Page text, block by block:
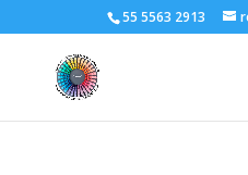
55 5563 2913